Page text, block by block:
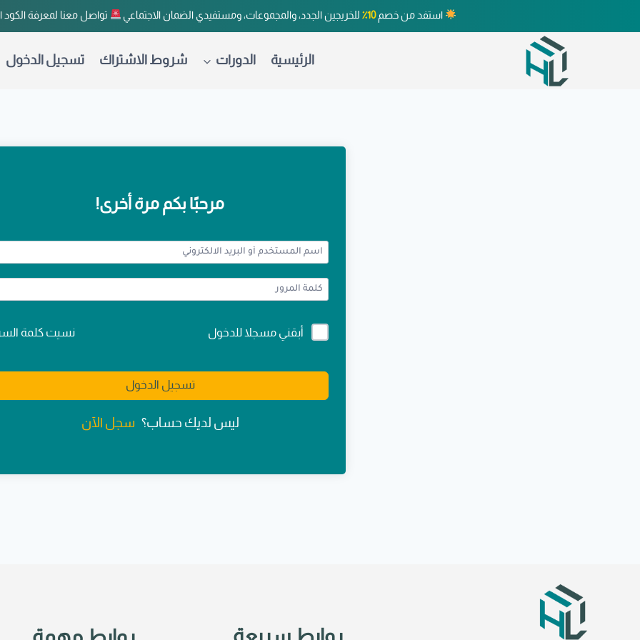
استفد من خصم10٪ للخريجين الجدد، والمجموعات، ومستفيدي الضمان الاجتماعي تواصل معنا لمعرفة
الرئيسية الدورات شروط الاشتراك تسجيل الدخول
مرحبًا بكم مرة أخرى!
Alternative:
أبقني مسجلا للدخول نسيت كلمة
تسجيل الدخول
ليس لديك حساب؟ سجل الآن